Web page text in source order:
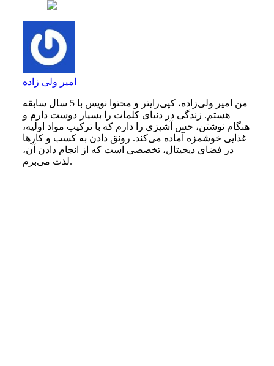
امیر ولی زاده
من امیر ولی‌زاده، کپی‌رایتر و محتوا نویس با 5 سال سابقه
هستم. زندگی در دنیای کلمات را بسیار دوست دارم و
هنگام نوشتن، حس آشپزی را دارم که با ترکیب مواد اولیه،
غذایی خوشمزه آماده می‌کند. رونق دادن به کسب و کارها
در فضای دیجیتال، تخصصی است که از انجام دادن آن،
لذت می‌برم.